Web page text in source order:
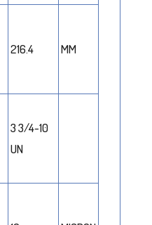
216.4 MM
3 3/4-10
UN